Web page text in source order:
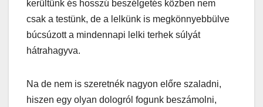
kerültünk és hosszú beszélgetés közben nem
csak a testünk, de a lelkünk is megkönnyebbülve
búcsúzott a mindennapi lelki terhek súlyát
hátrahagyva.
Na de nem is szeretnék nagyon előre szaladni,
hiszen egy olyan dologról fogunk beszámolni,